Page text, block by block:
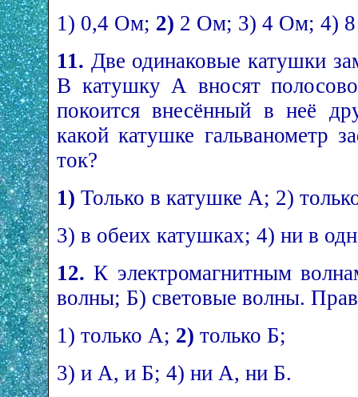
1) 0,4 Ом; 2) 2 Ом; 3) 4 Ом; 4)
11. Две одинаковые катушки
В катушку А вносят
покоится внесённый в неё
какой катушке гальванометр
ток?
1) Только в катушке А; 2)
3) в обеих катушках; 4) ни в
12. К электромагнитным
волны; Б) световые волны.
1) только А; 2) только Б;
3) и А, и Б; 4) ни А, ни Б.